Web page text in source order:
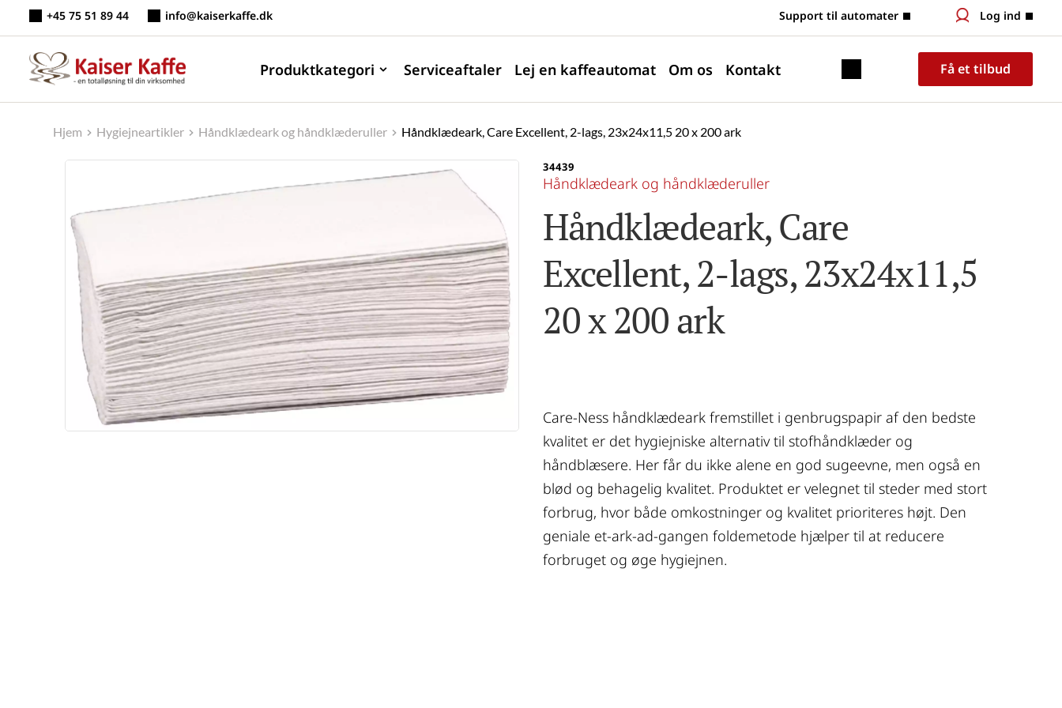
indhold
+45 75 51 89 44 info@kaiserkaffe.dk Support til automater Log ind
Produktkategori Serviceaftaler Lej en kaffeautomat Om os Kontakt Få et tilbud
Hjem Hygiejneartikler Håndklædeark og håndklæderuller Håndklædeark, Care Excellent, 2-lags, 23x24x11,5 20 x 200 ark
34439
Håndklædeark og håndklæderuller
Håndklædeark, Care
Excellent, 2-lags, 23x24x11,5
20 x 200 ark
Care-Ness håndklædeark fremstillet i genbrugspapir af den bedste
kvalitet er det hygiejniske alternativ til stofhåndklæder og
håndblæsere. Her får du ikke alene en god sugeevne, men også en
blød og behagelig kvalitet. Produktet er velegnet til steder med stort
forbrug, hvor både omkostninger og kvalitet prioriteres højt. Den
geniale et-ark-ad-gangen foldemetode hjælper til at reducere
forbruget og øge hygiejnen.